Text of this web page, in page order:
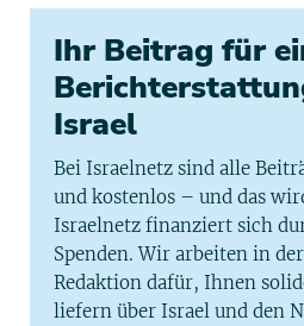
Ihr Beitrag für
Israel
Bei Israelnetz sind alle
und kostenlos – und das
Israelnetz finanziert sich
Spenden. Wir arbeiten in
Redaktion dafür, Ihnen
liefern über Israel und den